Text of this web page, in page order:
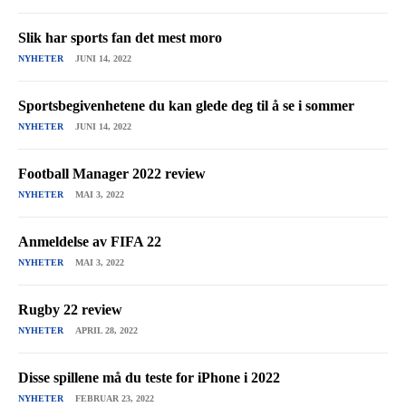
Slik har sports fan det mest moro
NYHETER JUNI 14, 2022
Sportsbegivenhetene du kan glede deg til å se i sommer
NYHETER JUNI 14, 2022
Football Manager 2022 review
NYHETER MAI 3, 2022
Anmeldelse av FIFA 22
NYHETER MAI 3, 2022
Rugby 22 review
NYHETER APRIL 28, 2022
Disse spillene må du teste for iPhone i 2022
NYHETER FEBRUAR 23, 2022